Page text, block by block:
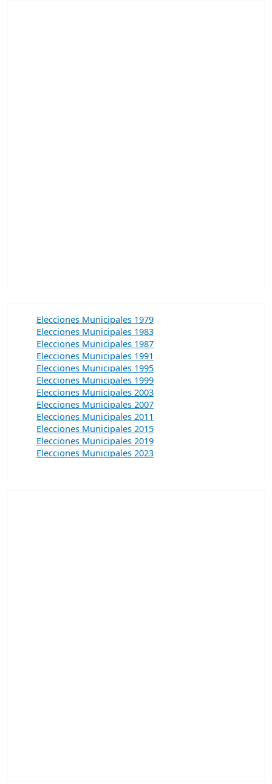
Elecciones Municipales 1979
Elecciones Municipales 1983
Elecciones Municipales 1987
Elecciones Municipales 1991
Elecciones Municipales 1995
Elecciones Municipales 1999
Elecciones Municipales 2003
Elecciones Municipales 2007
Elecciones Municipales 2011
Elecciones Municipales 2015
Elecciones Municipales 2019
Elecciones Municipales 2023